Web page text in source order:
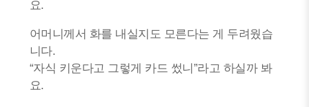
요.
어머니께서 화를 내실지도 모른다는 게 두려웠습
니다.
“자식 키운다고 그렇게 카드 썼니”라고 하실까 봐
요.